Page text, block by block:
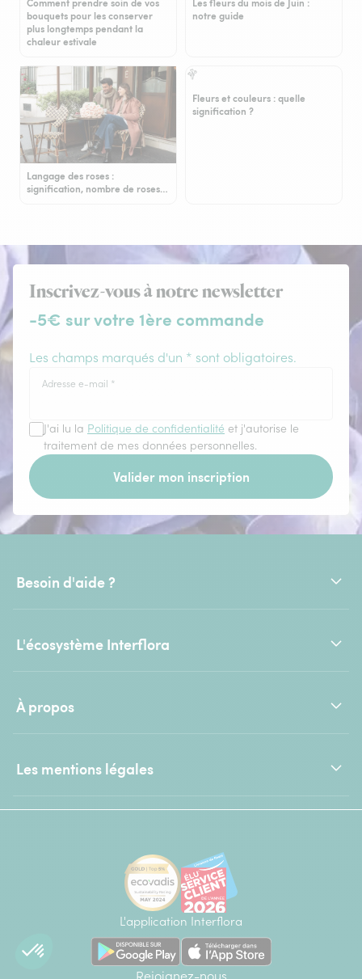
Comment prendre soin de vos
bouquets pour les conserver
plus longtemps pendant la
chaleur estivale
Les fleurs du mois de Juin :
notre guide
Langage des roses :
signification, nombre de roses…
Fleurs et couleurs : quelle
signification ?
Inscrivez-vous à notre newsletter
-5€ sur votre 1ère commande
Les champs marqués d'un * sont obligatoires.
Adresse e-mail *
J'ai lu la Politique de confidentialité et j'autorise le
traitement de mes données personnelles.
Valider mon inscription
Besoin d'aide ?
L'écosystème Interflora
À propos
Les mentions légales
L'application Interflora
Rejoignez-nous